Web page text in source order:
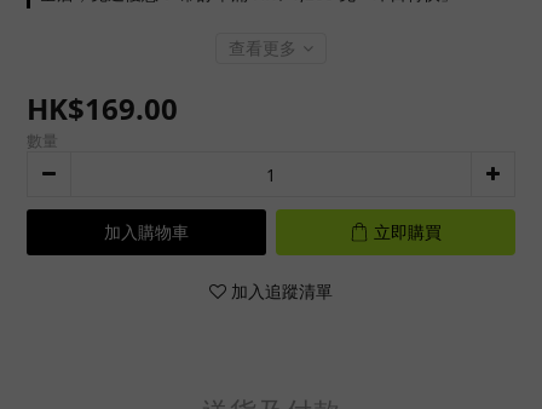
查看更多
HK$169.00
數量
加入購物車 立即購買
加入追蹤清單